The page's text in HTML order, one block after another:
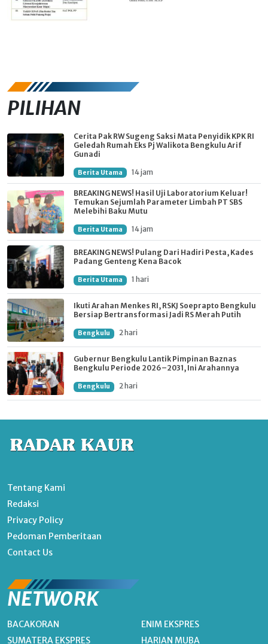
PILIHAN
Cerita Pak RW Sugeng Saksi Mata Penyidik KPK RI
Geledah Rumah Eks Pj Walikota Bengkulu Arif
Gunadi
Berita Utama 14 jam
BREAKING NEWS! Hasil Uji Laboratorium Keluar!
Temukan Sejumlah Parameter Limbah PT SBS
Melebihi Baku Mutu
Berita Utama 14 jam
BREAKING NEWS! Pulang Dari Hadiri Pesta, Kades
Padang Genteng Kena Bacok
Berita Utama 1 hari
Ikuti Arahan Menkes RI, RSKJ Soeprapto Bengkulu
Bersiap Bertransformasi Jadi RS Merah Putih
Bengkulu 2 hari
Gubernur Bengkulu Lantik Pimpinan Baznas
Bengkulu Periode 2026–2031, Ini Arahannya
Bengkulu 2 hari
Tentang Kami
Redaksi
Privacy Policy
Pedoman Pemberitaan
Contact Us
NETWORK
BACAKORAN
SUMATERA EKSPRES
ENIM EKSPRES
HARIAN MUBA